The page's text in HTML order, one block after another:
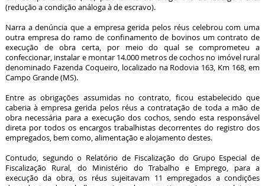
(redução a condição análoga à de escravo).
Narra a denúncia que a empresa gerida pelos réus celebrou com uma
outra empresa do ramo de confinamento de bovinos um contrato de
execução de obra certa, por meio do qual se comprometeu a
confeccionar, instalar e montar 14.000 metros de cochos no imóvel rural
denominado Fazenda Coqueiro, localizado na Rodovia 163, Km 168, em
Campo Grande (MS).
Entre as obrigações assumidas no contrato, ficou estabelecido que
caberia à empresa gerida pelos réus a contratação de toda a mão de
obra necessária para a execução dos cochos, sendo esta responsável
direta por todos os encargos trabalhistas decorrentes do registro dos
empregados, bem como, alimentação e alojamento destes.
Contudo, segundo o Relatório de Fiscalização do Grupo Especial de
Fiscalização Rural, do Ministério do Trabalho e Emprego, para a
execução da obra, os réus sujeitavam 11 empregados a condições